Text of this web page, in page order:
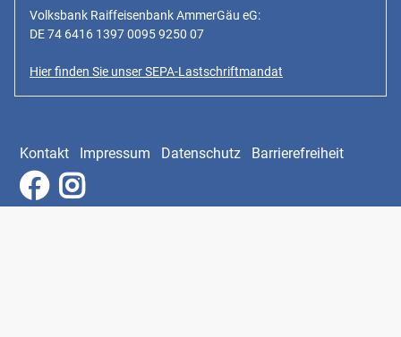
Volksbank Raiffeisenbank AmmerGäu eG:
DE 74 6416 1397 0095 9250 07
Hier finden Sie unser SEPA-Lastschriftmandat
Kontakt Impressum Datenschutz Barrierefreiheit